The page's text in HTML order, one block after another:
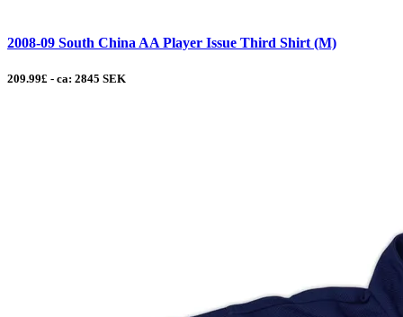
2008-09 South China AA Player Issue Third Shirt (M)
209.99£ - ca: 2845 SEK